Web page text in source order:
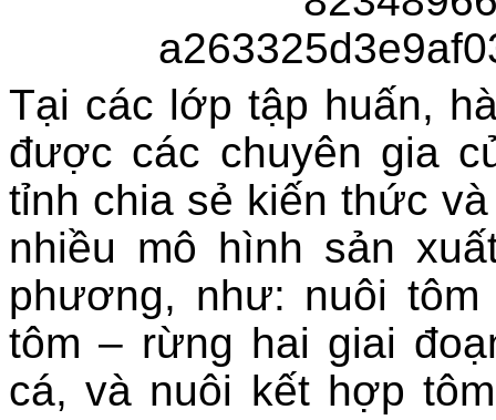
Tại các lớp tập huấn,
được các chuyên gia
tỉnh chia sẻ kiến thức
nhiều mô hình sản
phương, như: nuôi
tôm – rừng hai giai
cá, và nuôi kết hợp